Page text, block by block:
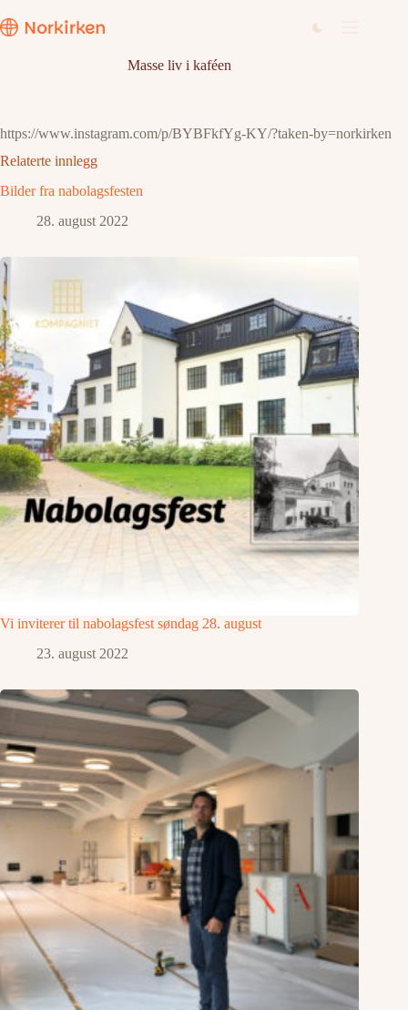
til
innholdet
Masse liv i kaféen
https://www.instagram.com/p/BYBFkfYg-KY/?taken-by=norkirken
Relaterte innlegg
Bilder fra nabolagsfesten
28. august 2022
Vi inviterer til nabolagsfest søndag 28. august
23. august 2022